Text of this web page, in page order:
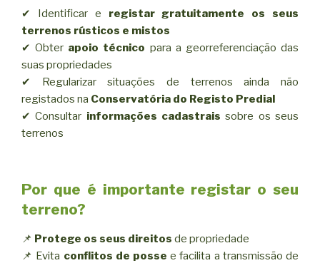
✔ Identificar e registar gratuitamente os seus
terrenos rústicos e mistos
✔ Obter apoio técnico para a georreferenciação das
suas propriedades
✔ Regularizar situações de terrenos ainda não
registados na Conservatória do Registo Predial
✔ Consultar informações cadastrais sobre os seus
terrenos
Por que é importante registar o seu
terreno?
📌 Protege os seus direitos de propriedade
📌 Evita conflitos de posse e facilita a transmissão de